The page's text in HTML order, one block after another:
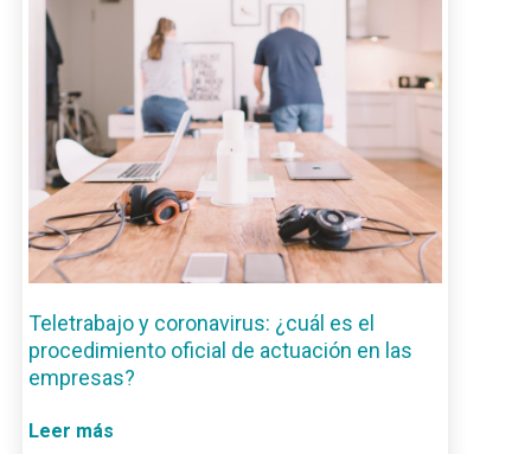
Teletrabajo y coronavirus: ¿cuál es el
procedimiento oficial de actuación en las
empresas?
Leer más